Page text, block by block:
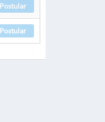
Postular
Postular